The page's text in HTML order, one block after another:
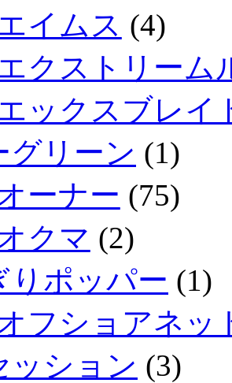
イムス (4)
クストリーム
ックスブレイ
グリーン (1)
ーナー (75)
クマ (2)
りポッパー (1)
フショアネッ
ッション (3)